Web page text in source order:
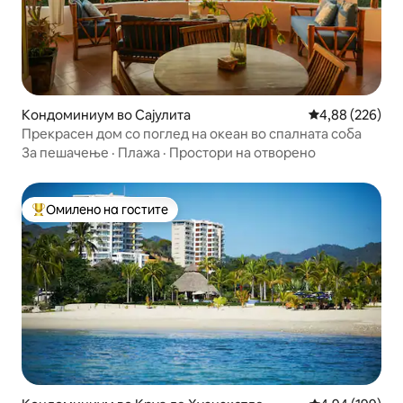
Кондоминиум во Сајулита Просечна
4,88 (226)
Прекрасен дом со поглед на океан во спалната соба
За пешачење · Плажа · Простори на отворено
Меѓу најуспешните „Омилени на гостите“
Омилено на гостите